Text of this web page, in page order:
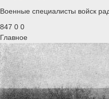
Военные специалисты войск
847 0 0
Главное